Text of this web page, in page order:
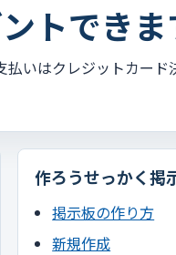
トできま
いはクレジットカード
作ろうせっかく掲
掲示板の作り方
新規作成